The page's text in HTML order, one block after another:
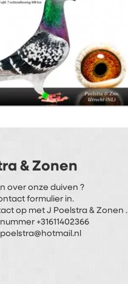
& Zonen
over onze duiven ?
formulier in.
op met J Poelstra & Zonen .
+31611402366